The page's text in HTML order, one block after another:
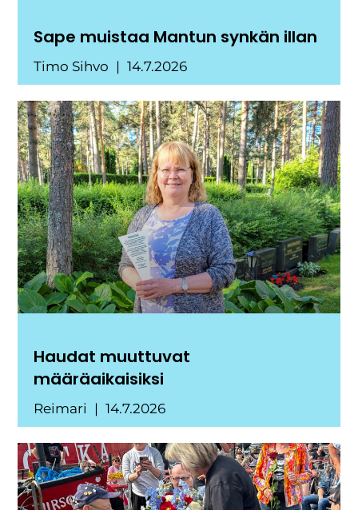
Sape muistaa Mantun synkän illan
Timo Sihvo 14.7.2026
Haudat muuttuvat
määräaikaisiksi
Reimari 14.7.2026